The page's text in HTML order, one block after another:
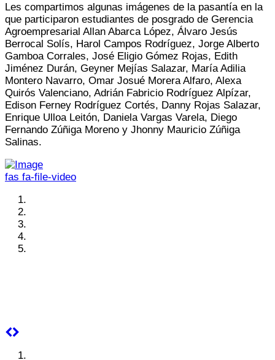
Les compartimos algunas imágenes de la pasantía en la
que participaron estudiantes de posgrado de Gerencia
Agroempresarial Allan Abarca López, Álvaro Jesús
Berrocal Solís, Harol Campos Rodríguez, Jorge Alberto
Gamboa Corrales, José Eligio Gómez Rojas, Edith
Jiménez Durán, Geyner Mejías Salazar, María Adilia
Montero Navarro, Omar Josué Morera Alfaro, Alexa
Quirós Valenciano, Adrián Fabricio Rodríguez Alpízar,
Edison Ferney Rodríguez Cortés, Danny Rojas Salazar,
Enrique Ulloa Leitón, Daniela Vargas Varela, Diego
Fernando Zúñiga Moreno y Jhonny Mauricio Zúñiga
Salinas.
fas fa-file-video